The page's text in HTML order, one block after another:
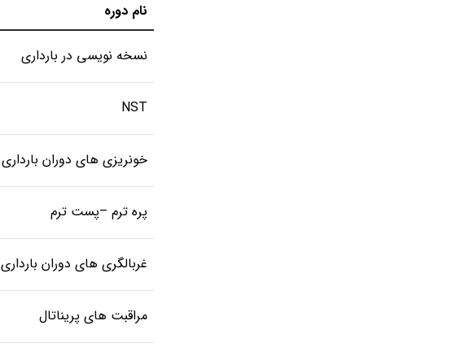
نام دوره
نسخه نویسی در بارداری
NST
خونریزی های دوران بارداری
پره ترم –پست ترم
غربالگری های دوران بارداری
مراقبت های پریناتال